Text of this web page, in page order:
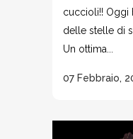
cuccioli!! Oggi
delle stelle di
Un ottima...
07 Febbraio,